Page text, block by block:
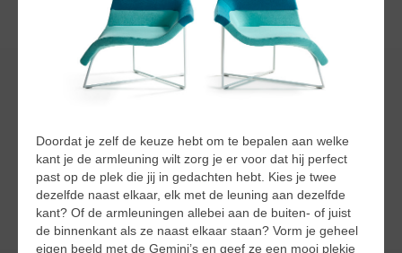
Doordat je zelf de keuze hebt om te bepalen aan welke
kant je de armleuning wilt zorg je er voor dat hij perfect
past op de plek die jij in gedachten hebt. Kies je twee
dezelfde naast elkaar, elk met de leuning aan dezelfde
kant? Of de armleuningen allebei aan de buiten- of juist
de binnenkant als ze naast elkaar staan? Vorm je geheel
eigen beeld met de Gemini’s en geef ze een mooi plekje